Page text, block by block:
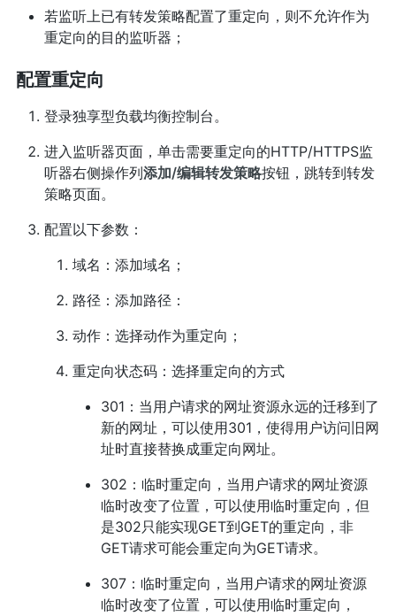
若监听上已有转发策略配置了重定向，则不允许作为
重定向的目的监听器；
配置重定向
登录独享型负载均衡控制台。
进入监听器页面，单击需要重定向的HTTP/HTTPS监
听器右侧操作列添加/编辑转发策略按钮，跳转到转发
策略页面。
配置以下参数：
域名：添加域名；
路径：添加路径：
动作：选择动作为重定向；
重定向状态码：选择重定向的方式
301：当用户请求的网址资源永远的迁移到了
新的网址，可以使用301，使得用户访问旧网
址时直接替换成重定向网址。
302：临时重定向，当用户请求的网址资源
临时改变了位置，可以使用临时重定向，但
是302只能实现GET到GET的重定向，非
GET请求可能会重定向为GET请求。
307：临时重定向，当用户请求的网址资源
临时改变了位置，可以使用临时重定向，